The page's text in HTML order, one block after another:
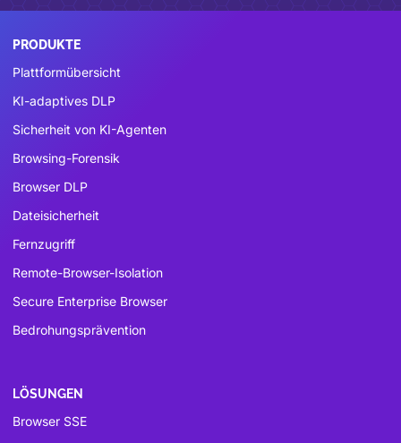
PRODUKTE
Plattformübersicht
KI-adaptives DLP
Sicherheit von KI-Agenten
Browsing-Forensik
Browser DLP
Dateisicherheit
Fernzugriff
Remote-Browser-Isolation
Secure Enterprise Browser
Bedrohungsprävention
LÖSUNGEN
Browser SSE